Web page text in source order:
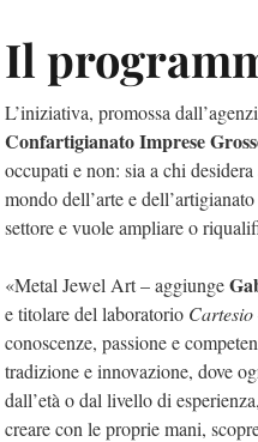
Il
L’iniziativa, promossa
Confartigianato Imprese
occupati e non: sia a chi
mondo dell’arte e
settore e vuole ampliare o
«Metal Jewel Art – aggiunge
e titolare del laboratorio Cartesio
conoscenze, passione e
tradizione e innovazione, dove
dall’età o dal livello di
creare con le proprie mani,